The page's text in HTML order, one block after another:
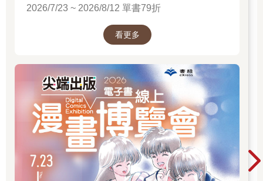
2026/7/23 ~ 2026/8/12 單書79折
看更多